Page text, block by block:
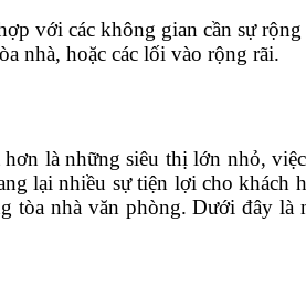
với các không gian cần sự
nhà, hoặc các lối vào rộng rãi.
là những siêu thị lớn nhỏ,
lại nhiều sự tiện lợi cho khách
tòa nhà văn phòng. Dưới đây